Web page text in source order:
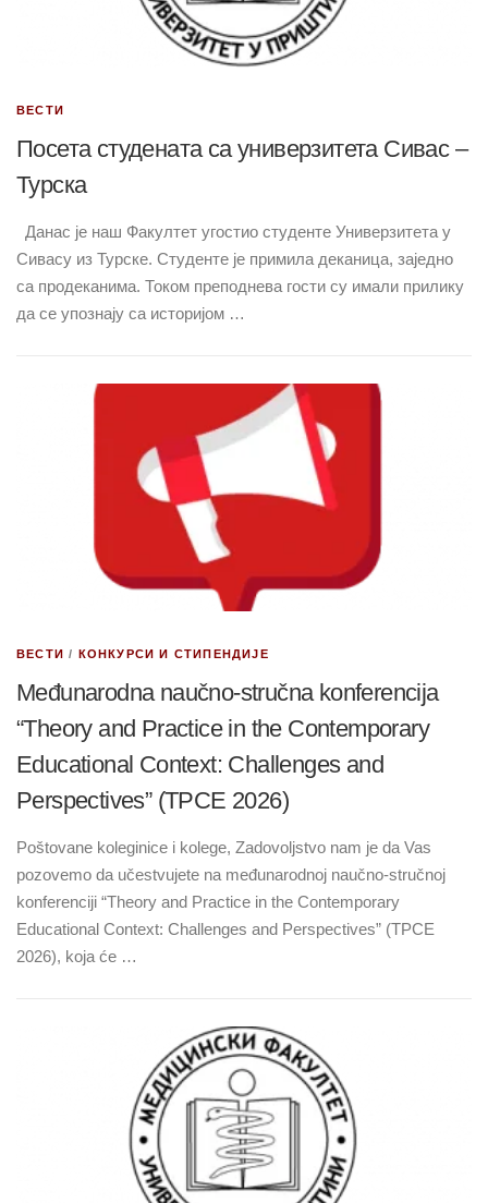
ВЕСТИ
Посета студената са универзитета Сивас –
Турска
Данас је наш Факултет угостио студенте Универзитета у
Сивасу из Турске. Студенте је примила деканица, заједно
са продеканима. Током преподнева гости су имали прилику
да се упознају са историјом …
ВЕСТИ / КОНКУРСИ И СТИПЕНДИЈЕ
Međunarodna naučno-stručna konferencija
“Theory and Practice in the Contemporary
Educational Context: Challenges and
Perspectives” (TPCE 2026)
Poštovane koleginice i kolege, Zadovoljstvo nam je da Vas
pozovemo da učestvujete na međunarodnoj naučno-stručnoj
konferenciji “Theory and Practice in the Contemporary
Educational Context: Challenges and Perspectives” (TPCE
2026), koja će …